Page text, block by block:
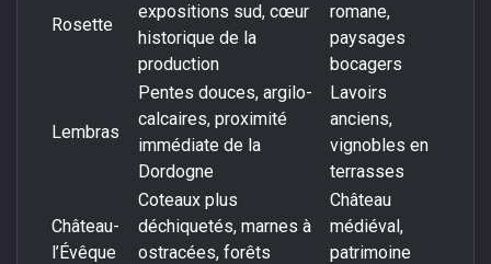
Rosette
expositions sud, cœur
historique de la
production
romane,
paysages
bocagers
Lembras
Pentes douces, argilo-
calcaires, proximité
immédiate de la
Dordogne
Lavoirs
anciens,
vignobles en
terrasses
Château-
l’Évêque
Coteaux plus
déchiquetés, marnes à
ostracées, forêts
Château
médiéval,
patrimoine